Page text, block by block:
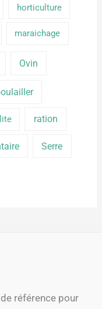
horticulture
maraichage
Ovin
ration
Serre
référence pour